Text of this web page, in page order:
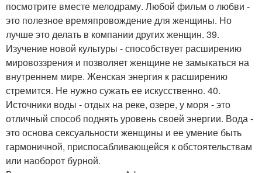
посмотрите вместе мелодраму. Любой фильм о любви -
это полезное времяпровождение для женщины. Но
лучше это делать в компании других женщин. 39.
Изучение новой культуры - способствует расширению
мировоззрения и позволяет женщине не замыкаться на
внутреннем мире. Женская энергия к расширению
стремится. Не нужно сужать ее искусственно. 40.
Источники воды - отдых на реке, озере, у моря - это
отличный способ поднять уровень своей энергии. Вода -
это основа сексуальности женщины и ее умение быть
гармоничной, приспосабливающейся к обстоятельствам
или наоборот бурной.